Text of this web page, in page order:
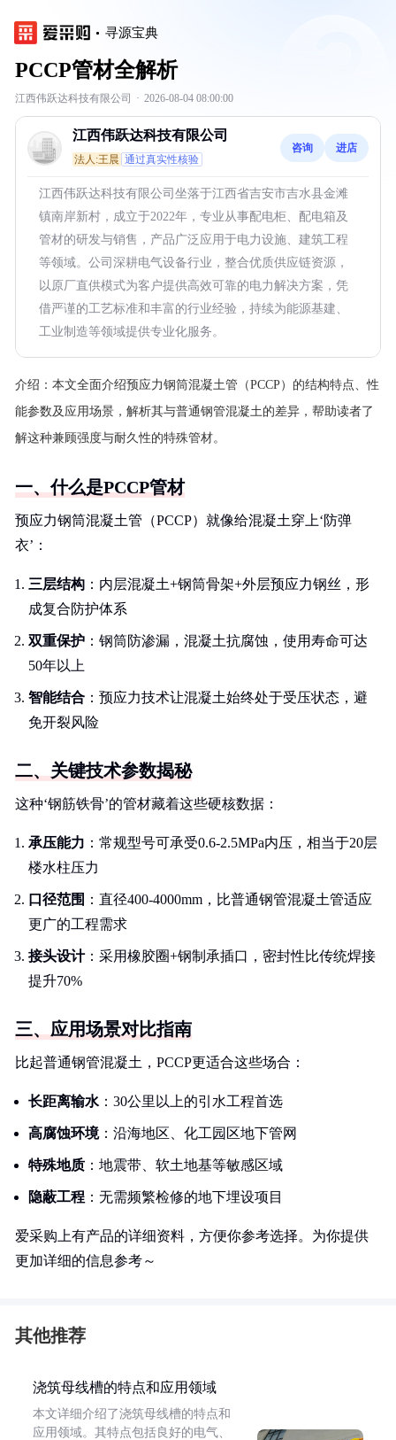
寻源宝典
PCCP管材全解析
江西伟跃达科技有限公司 · 2026-08-04 08:00:00
江西伟跃达科技有限公司
法人:王晨 通过真实性核验
咨询 进店
江西伟跃达科技有限公司坐落于江西省吉安市吉水县金滩
镇南岸新村，成立于2022年，专业从事配电柜、配电箱及
管材的研发与销售，产品广泛应用于电力设施、建筑工程
等领域。公司深耕电气设备行业，整合优质供应链资源，
以原厂直供模式为客户提供高效可靠的电力解决方案，凭
借严谨的工艺标准和丰富的行业经验，持续为能源基建、
工业制造等领域提供专业化服务。
介绍： 本文全面介绍预应力钢筒混凝土管（PCCP）的结构特点、性
能参数及应用场景，解析其与普通钢管混凝土的差异，帮助读者了
解这种兼顾强度与耐久性的特殊管材。
一、什么是PCCP管材
预应力钢筒混凝土管（PCCP）就像给混凝土穿上‘防弹
衣’：
三层结构 ：内层混凝土+钢筒骨架+外层预应力钢丝，形
成复合防护体系
双重保护 ：钢筒防渗漏，混凝土抗腐蚀，使用寿命可达
50年以上
智能结合 ：预应力技术让混凝土始终处于受压状态，避
免开裂风险
二、关键技术参数揭秘
这种‘钢筋铁骨’的管材藏着这些硬核数据：
承压能力 ：常规型号可承受0.6-2.5MPa内压，相当于20层
楼水柱压力
口径范围 ：直径400-4000mm，比普通钢管混凝土管适应
更广的工程需求
接头设计：采用橡胶圈+钢制承插口，密封性比传统焊接
提升70%
三、应用场景对比指南
比起普通钢管混凝土，PCCP更适合这些场合：
长距离输水 ：30公里以上的引水工程首选
高腐蚀环境：沿海地区、化工园区地下管网
特殊地质 ：地震带、软土地基等敏感区域
隐蔽工程 ：无需频繁检修的地下埋设项目
爱采购上有产品的详细资料，方便你参考选择。为你提供
更加详细的信息参考～
其他推荐
浇筑母线槽的特点和应用领域
本文详细介绍了浇筑母线槽的特点和
应用领域。其特点包括良好的电气、